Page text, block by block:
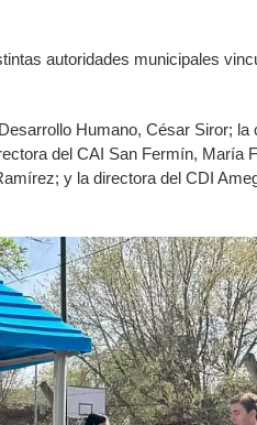
autoridades municipales
Humano, César Siror; la
del CAI San Fermín, María
y la directora del CDI